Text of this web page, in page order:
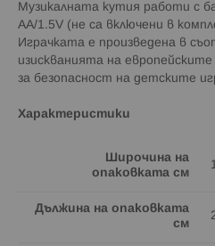
Музикалната кутия работи с
AA/1.5V (не са включени в
Играчката е произведена в
изискванията на
за безопасност на детските
Характеристики
Широчина на
опаковката см
Дължина на опаковката
см